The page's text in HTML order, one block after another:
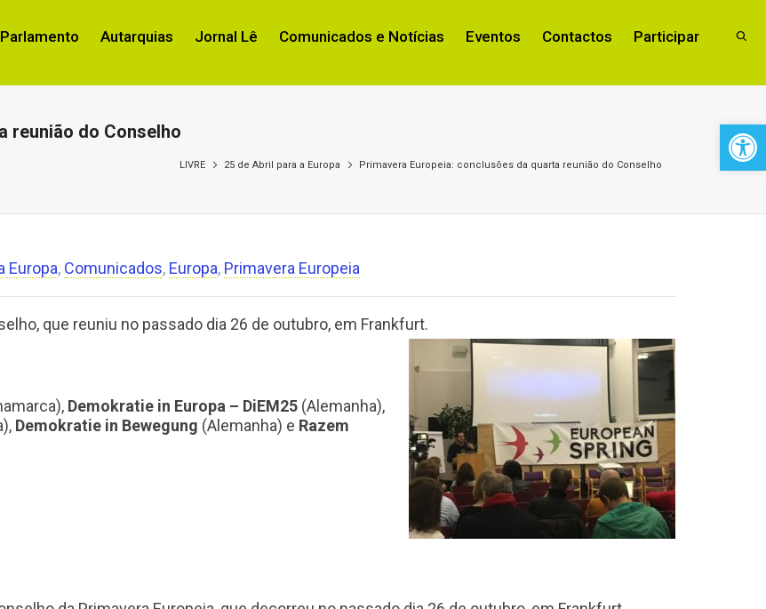
Parlamento Autarquias Jornal Lê Comunicados e Notícias Eventos Contactos Participar
reunião do Conselho
LIVRE 25 de Abril para a Europa Primavera Europeia: conclusões da quarta reunião do Conselho
Europa, Comunicados, Europa, Primavera Europeia
que reuniu no passado dia 26 de outubro, em Frankfurt.
Demokratie in Europa – DiEM25 (Alemanha),
Demokratie in Bewegung (Alemanha) e Razem